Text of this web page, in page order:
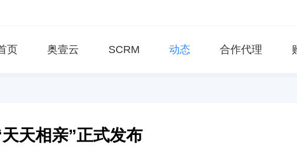
页 奥壹云 SCRM 动态 合作代理
天相亲”正式发布